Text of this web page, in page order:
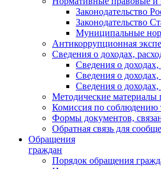
Законодательство
Законодательство
Муниципальные
Антикоррупционная
Сведения о доходах,
Сведения о
Сведения о
Сведения о доходах,
Методические материалы
Комиссия по соблюдению
Формы документов,
Обратная связь для
Обращения
граждан
Порядок обращения